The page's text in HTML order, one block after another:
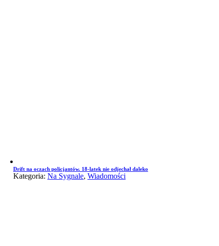
Drift na oczach policjantów. 18-latek nie odjechał daleko
Kategoria: Na Sygnale, Wiadomości